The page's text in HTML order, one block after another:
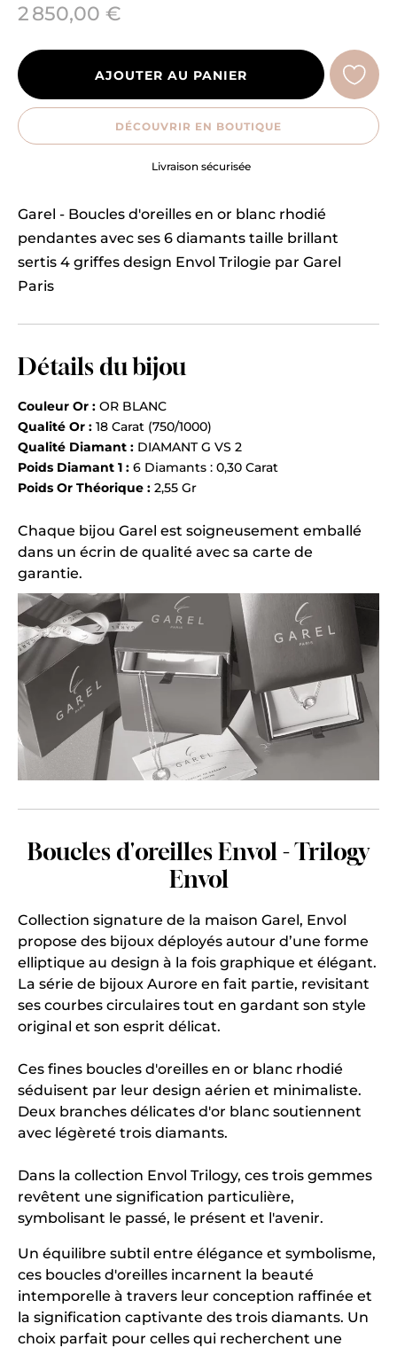
2 850,00 €
AJOUTER AU PANIER
DÉCOUVRIR EN BOUTIQUE
Engagement
Garel - Boucles d'oreilles en or blanc rhodié
pendantes avec ses 6 diamants taille brillant
sertis 4 griffes design Envol Trilogie par Garel
Paris
Détails du bijou
Couleur Or : OR BLANC
Qualité Or : 18 Carat (750/1000)
Qualité Diamant : DIAMANT G VS 2
Poids Diamant 1 : 6 Diamants : 0,30 Carat
Poids Or Théorique : 2,55 Gr
Chaque bijou Garel est soigneusement emballé
dans un écrin de qualité avec sa carte de
garantie.
Boucles d'oreilles Envol - Trilogy
Envol
Collection signature de la maison Garel, Envol
propose des bijoux déployés autour d’une forme
elliptique au design à la fois graphique et élégant.
La série de bijoux Aurore en fait partie, revisitant
ses courbes circulaires tout en gardant son style
original et son esprit délicat.
Ces fines boucles d'oreilles en or blanc rhodié
séduisent par leur design aérien et minimaliste.
Deux branches délicates d'or blanc soutiennent
avec légèreté trois diamants.
Dans la collection Envol Trilogy, ces trois gemmes
revêtent une signification particulière,
symbolisant le passé, le présent et l'avenir.
Un équilibre subtil entre élégance et symbolisme,
ces boucles d'oreilles incarnent la beauté
intemporelle à travers leur conception raffinée et
la signification captivante des trois diamants. Un
choix parfait pour celles qui recherchent une